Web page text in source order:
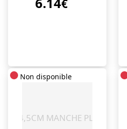
€
Non disponible